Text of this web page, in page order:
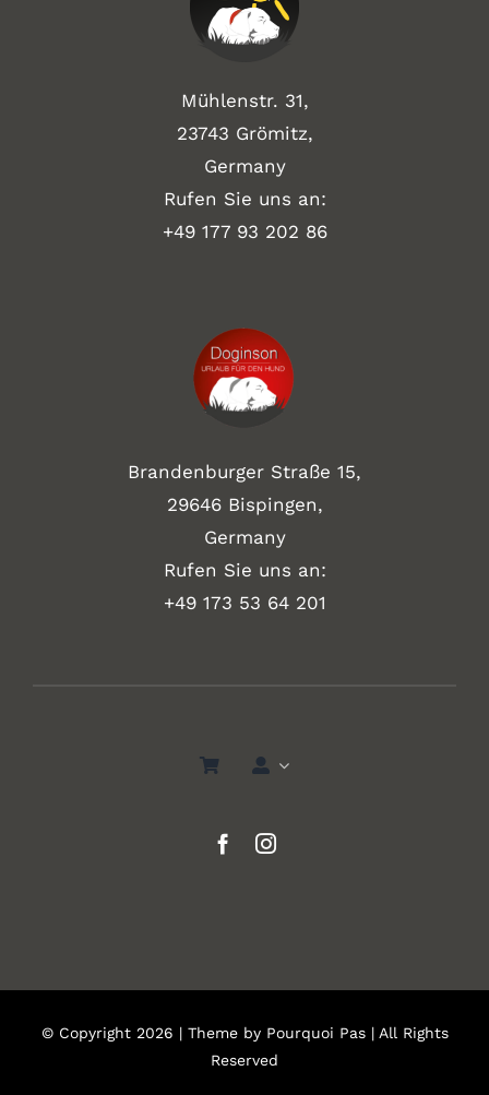
Mühlenstr. 31,
23743 Grömitz,
Germany
Rufen Sie uns an:
+49 177 93 202 86
Brandenburger Straße 15,
29646 Bispingen,
Germany
Rufen Sie uns an:
+49 173 53 64 201
© Copyright 2026 | Theme by Pourquoi Pas| All Rights
Reserved